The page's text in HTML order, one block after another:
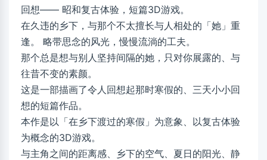
回想—— 昭和复古体验，短篇3D游戏。
在久违的乡下，与那个不太擅长与人相处的「她」重
逢。 略带思念的风光，慢慢流淌的工夫。
那个总是想与别人坚持间隔的她，只对你展露的、与
往昔不变的素颜。
这是一部描画了令人回想起那时寒假的、三天小小回
想的短篇作品。
本作是以「在乡下渡过的寒假」为意象、以复古体验
为概念的3D游戏。
与主角之间的距离感、乡下的空气、夏日的阳光、静